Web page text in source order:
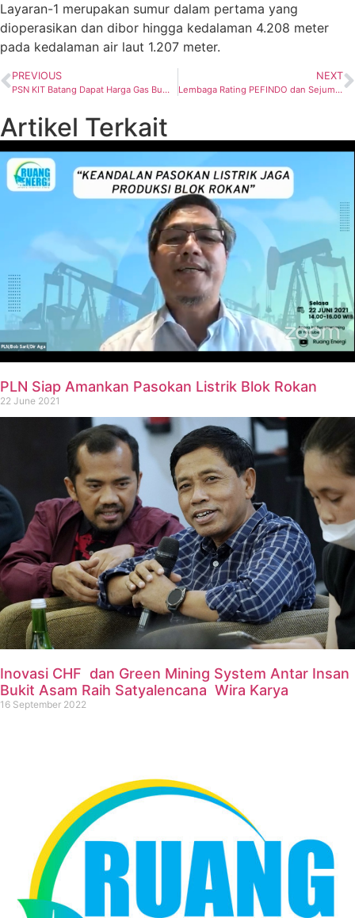
Layaran-1 merupakan sumur dalam pertama yang
dioperasikan dan dibor hingga kedalaman 4.208 meter
pada kedalaman air laut 1.207 meter.
PREVIOUS
PSN KIT Batang Dapat Harga Gas Bumi Tertentu dari Kementerian ESDM
NEXT
Lembaga Rating PEFINDO dan Sejumlah Kreditur Diajak Elnusa ke TBBM Manggis
Artikel Terkait
PLN Siap Amankan Pasokan Listrik Blok Rokan
22 June 2021
Inovasi CHF dan Green Mining System Antar Insan
Bukit Asam Raih Satyalencana Wira Karya
16 September 2022